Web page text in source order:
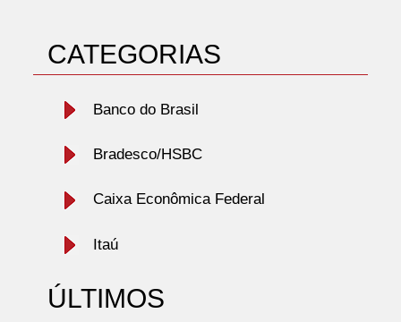
CATEGORIAS
Banco do Brasil
Bradesco/HSBC
Caixa Econômica Federal
Itaú
ÚLTIMOS